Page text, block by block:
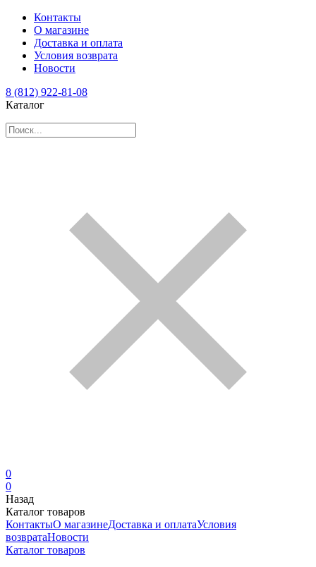
Контакты
О магазине
Доставка и оплата
Условия возврата
Новости
8 (812) 922-81-08
Каталог
0
0
Назад
Каталог товаров
КонтактыО магазинеДоставка и оплатаУсловия
возвратаНовости
Каталог товаров